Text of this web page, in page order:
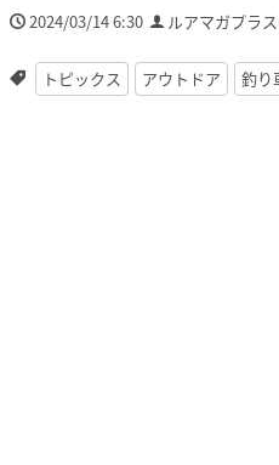
2024/03/14 6:30 ルアマガプラ
トピックス アウトドア 釣り